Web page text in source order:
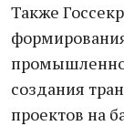
Также
создания
проектов на